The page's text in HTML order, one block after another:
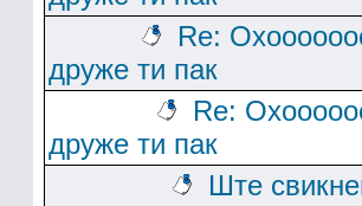
Re:
друже ти пак
Re:
друже ти пак
Ште